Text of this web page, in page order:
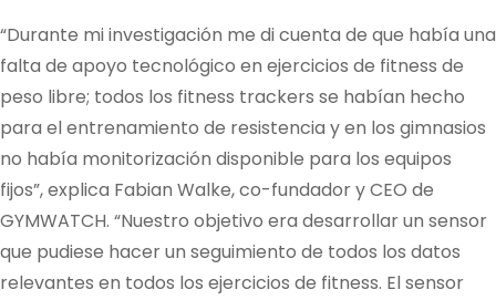
“Durante mi investigación me di cuenta de que había una
falta de apoyo tecnológico en ejercicios de fitness de
peso libre; todos los fitness trackers se habían hecho
para el entrenamiento de resistencia y en los gimnasios
no había monitorización disponible para los equipos
fijos”, explica Fabian Walke, co-fundador y CEO de
GYMWATCH. “Nuestro objetivo era desarrollar un sensor
que pudiese hacer un seguimiento de todos los datos
relevantes en todos los ejercicios de fitness. El sensor